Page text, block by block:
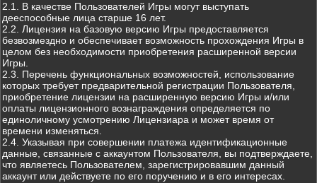
2.1. В качестве Пользователей Игры могут выступать
дееспособные лица старше 16 лет.
2.2. Лицензия на базовую версию Игры предоставляется
безвозмездно и обеспечивает возможность прохождения Игры в
целом без необходимости приобретения расширенной версии
Игры.
2.3. Перечень функциональных возможностей, использование
которых требует предварительной регистрации Пользователя,
приобретение лицензии на расширенную версию Игры и/или
оплаты лицензионного вознаграждения определяется по
единоличному усмотрению Лицензиара и может время от
времени изменяться.
2.4. Указывая при совершении платежа идентификационные
данные, связанные с аккаунтом Пользователя, вы подтверждаете,
что являетесь Пользователем, зарегистрировавшим данный
аккаунт или действуете по его поручению и в его интересах.